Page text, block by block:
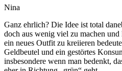
Nina
Ganz ehrlich? Die Idee ist total
doch aus wenig viel zu machen
ein neues Outfit zu kreiieren
Geldbeutel und ein gestörtes
insbesondere wenn man bedenkt,